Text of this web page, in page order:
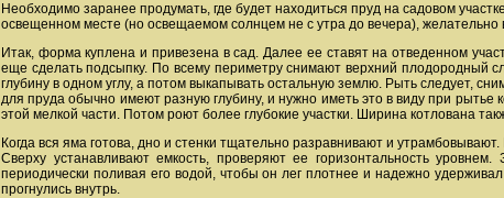
Необходимо заранее продумать, где будет находиться пруд на садовом
освещенном месте (но освещаемом солнцем не с утра до вечера), желательно
Итак, форма куплена и привезена в сад. Далее ее ставят на отведенном
еще сделать подсыпку. По всему периметру снимают верхний плодородный
глубину в одном углу, а потом выкапывать остальную землю. Рыть следует,
для пруда обычно имеют разную глубину, и нужно иметь это в виду при
этой мелкой части. Потом роют более глубокие участки. Ширина котлована
Когда вся яма готова, дно и стенки тщательно разравнивают и
Сверху устанавливают емкость, проверяют ее горизонтальность
периодически поливая его водой, чтобы он лег плотнее и надежно
прогнулись внутрь.